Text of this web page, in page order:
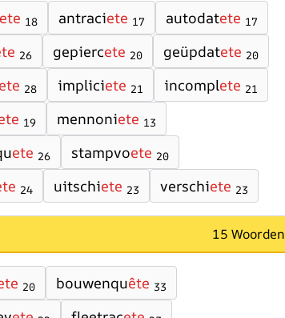
ete 18 antraciete 17 autodatete 17
26 gepiercete 20 geüpdatete 20
ete 28 impliciete 21 incomplete 21
19 mennoniete 13
ete 26 stampvoete 20
24 uitschiete 23 verschiete 23
15 Woorden
20 bouwenquête 33